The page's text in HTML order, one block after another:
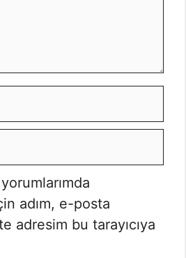
adım, e-posta
adresim bu tarayıcıya